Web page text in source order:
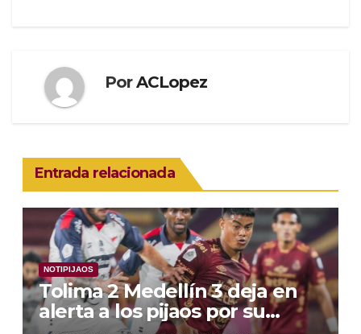
PorACLopez
Entrada relacionada
NOTIPIJAOS
Tolima 2 Medellín 3 deja en
alerta a los pijaos por su